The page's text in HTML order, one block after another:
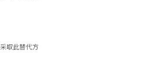
取此替代方